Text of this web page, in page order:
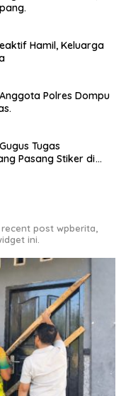
Hamil, Keluarga
Polres Dompu
Tugas
Pasang Stiker di
post wpberita,
ini.